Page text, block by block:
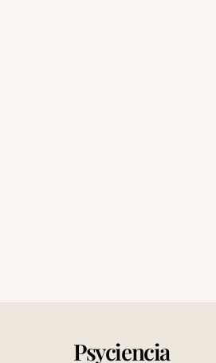
Psyciencia